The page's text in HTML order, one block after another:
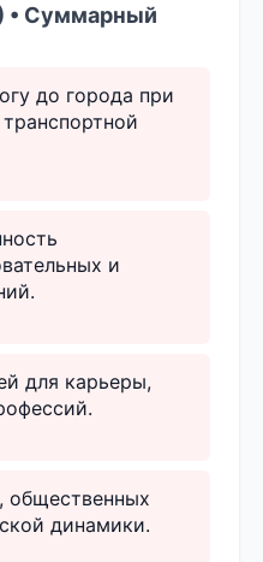
• Суммарный
до города при
и
для карьеры,
общественных
динамики.